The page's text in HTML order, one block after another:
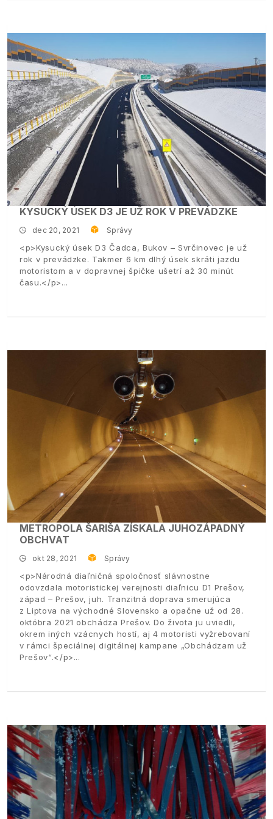
KYSUCKÝ ÚSEK D3 JE UŽ ROK V PREVÁDZKE
dec 20, 2021 Správy
<p>Kysucký úsek D3 Čadca, Bukov – Svrčinovec je už
rok v prevádzke. Takmer 6 km dlhý úsek skráti jazdu
motoristom a v dopravnej špičke ušetrí až 30 minút
času.</p>
METROPOLA ŠARIŠA ZÍSKALA JUHOZÁPADNÝ
OBCHVAT
okt 28, 2021 Správy
<p>Národná diaľničná spoločnosť slávnostne
odovzdala motoristickej verejnosti diaľnicu D1 Prešov,
západ – Prešov, juh. Tranzitná doprava smerujúca
z Liptova na východné Slovensko a opačne už od 28.
októbra 2021 obchádza Prešov. Do života ju uviedli,
okrem iných vzácnych hostí, aj 4 motoristi vyžrebovaní
v rámci špeciálnej digitálnej kampane „Obchádzam už
Prešov“.</p>